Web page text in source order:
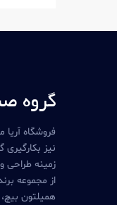
گروه
فروشگاه
نیز
زمینه طراحی
از مجموعه
همیلتون